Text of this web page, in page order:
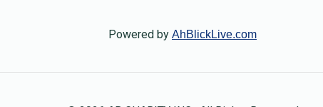
Powered by AhBlickLive.com